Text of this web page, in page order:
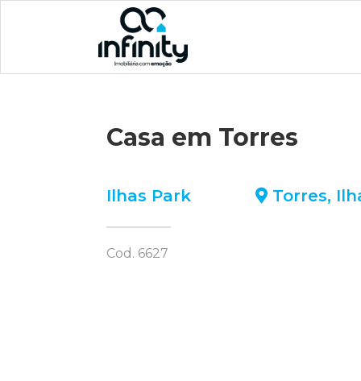
Casa em Torres
Ilhas Park Torres,
Cod. 6627